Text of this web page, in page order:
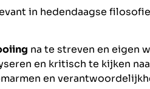
in hedendaagse
na te streven en eigen
en kritisch te kijken
en